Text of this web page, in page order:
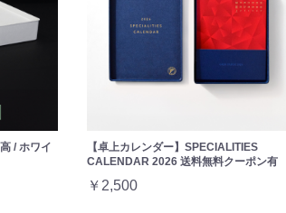
/ ホワイ
【卓上カレンダー】SPECIALITIES
CALENDAR 2026 送料無料クーポン有
￥2,500